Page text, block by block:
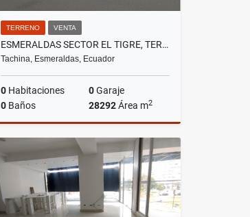
TERRENO VENTA
ESMERALDAS SECTOR EL TIGRE, TERRENO EN VENTA, 88.209,54 M2
Tachina, Esmeraldas, Ecuador
0 Habitaciones 0Garaje
0 Baños 28292Área m2
Venta
US$781,552